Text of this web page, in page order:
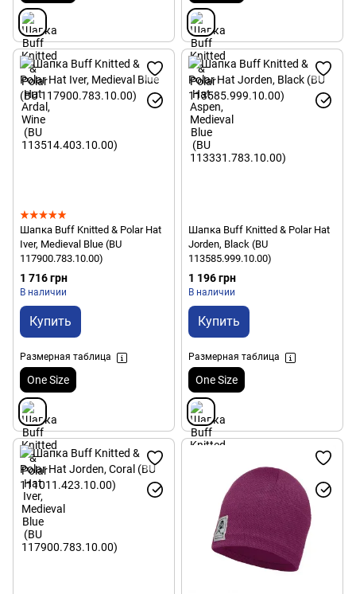
Шапка Buff Knitted & Polar Hat
Iver, Medieval Blue (BU
117900.783.10.00)
1 716 грн
В наличии
Купить
Размерная таблица
One Size
Шапка Buff Knitted & Polar Hat
Jorden, Black (BU
113585.999.10.00)
1 196 грн
В наличии
Купить
Размерная таблица
One Size